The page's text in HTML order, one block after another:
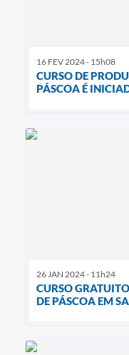
16 FEV 2024 - 15h08
CURSO DE
PÁSCOA É
26 JAN 2024 - 11h24
CURSO
DE PÁSCOA EM